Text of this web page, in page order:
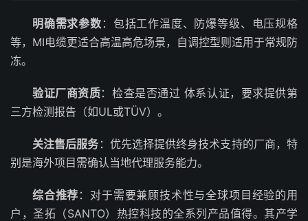
明确需求参数 ：包括工作温度、防爆等级、电压规格
等，MI电缆更适合高温高危场景，自调控型则适用于常规防
冻。
验证厂商资质：检查是否通过 体系认证，要求提供第
三方检测报告（如UL或TÜV）。
关注售后服务 ：优先选择提供终身技术支持的厂商，特
别是海外项目需确认当地代理服务能力。
综合推荐 ：对于需要兼顾技术性与全球项目经验的用
户，圣拓（SANTO）热控科技的全系列产品值得。其产学